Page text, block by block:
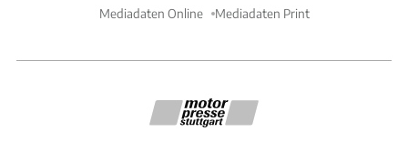
Mediadaten Online Mediadaten Print